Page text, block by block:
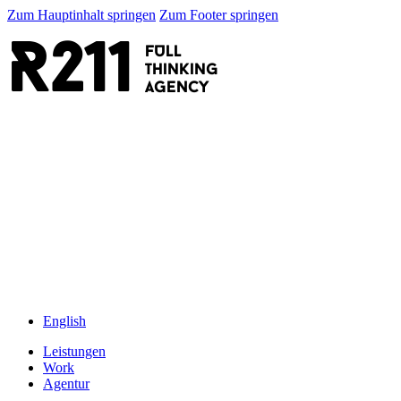
Zum Hauptinhalt springen Zum Footer springen
R211
FULL
thinking
AGENCY
English
Leistungen
Work
Agentur